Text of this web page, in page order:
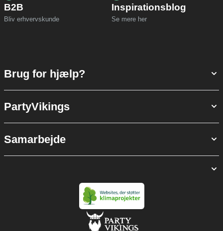
B2B
Bliv erhvervskunde
Inspirationsblog
Se mere her
Brug for hjælp?
PartyVikings
Samarbejde